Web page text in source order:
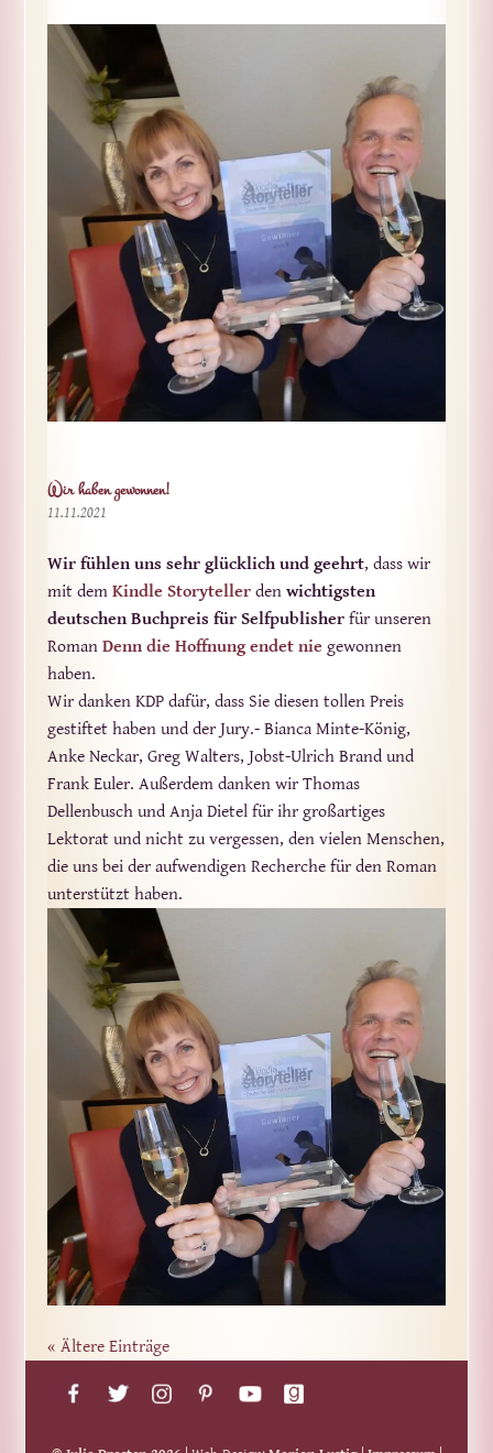
Wir haben gewonnen!
11.11.2021
Wir fühlen uns sehr glücklich und geehrt, dass wir
mit dem Kindle Storyteller denwichtigsten
deutschen Buchpreis für Selfpublisher für unseren
RomanDenn die Hoffnung endet nie gewonnen
haben.
Wir danken KDP dafür, dass Sie diesen tollen Preis
gestiftet haben und der Jury.- Bianca Minte-König,
Anke Neckar, Greg Walters, Jobst-Ulrich Brand und
Frank Euler. Außerdem danken wir Thomas
Dellenbusch und Anja Dietel für ihr großartiges
Lektorat und nicht zu vergessen, den vielen Menschen,
die uns bei der aufwendigen Recherche für den Roman
unterstützt haben.
« Ältere Einträge